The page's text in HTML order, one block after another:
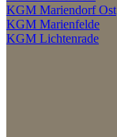
KGM Mariendorf Ost
KGM Marienfelde
KGM Lichtenrade